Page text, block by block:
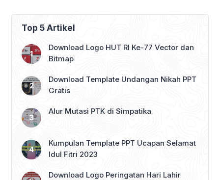
menyuguhkan wisata religi, tetapi juga
saat ini bermunculan berbagai tempat
wisata baru, diantaranya adalah
Istambul. Mungin yang terbersit di
benak kita, kata Istambul akan merujuk
Top 5 Artikel
Download Logo HUT RI Ke-77 Vector dan
Bitmap
Download Template Undangan Nikah PPT
Gratis
Alur Mutasi PTK di Simpatika
Kumpulan Template PPT Ucapan Selamat
Idul Fitri 2023
Download Logo Peringatan Hari Lahir